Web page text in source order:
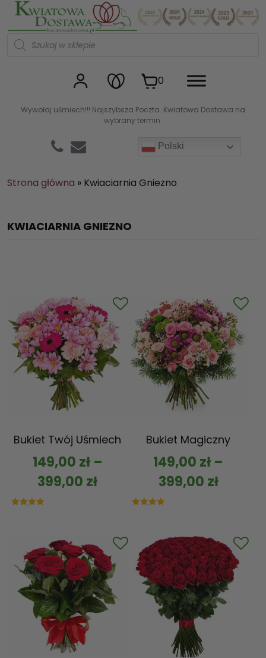
Wywołaj uśmiech!!! Najszybsza Poczta. Kwiatowa Dostawa na
wybrany termin.
Polski
Kwiaciarnia internetowa
W
d
u
w
0
Strona główna » Kwiaciarnia Gniezno
KWIACIARNIA GNIEZNO
Bukiet Twój Uśmiech
149,00 zł–
399,00 zł
Bukiet Magiczny
149,00 zł –
399,00 zł